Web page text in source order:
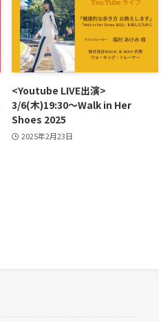
<Youtube LIVE出演>
3/6(木)19:30～Walk in Her
Shoes 2025
2025年2月23日